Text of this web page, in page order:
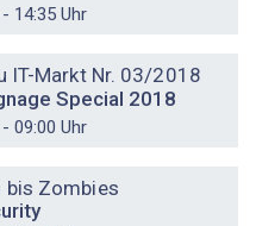
14:35 Uhr
IT-Markt Nr. 03/2018
Special 2018
09:00 Uhr
bis Zombies